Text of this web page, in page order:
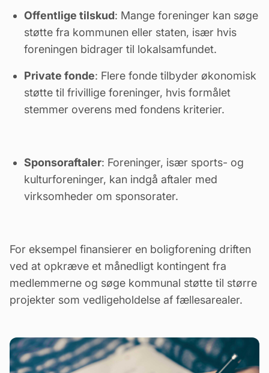
Offentlige tilskud: Mange foreninger kan søge
støtte fra kommunen eller staten, især hvis
foreningen bidrager til lokalsamfundet.
Private fonde: Flere fonde tilbyder økonomisk
støtte til frivillige foreninger, hvis formålet
stemmer overens med fondens kriterier.
Sponsoraftaler: Foreninger, især sports- og
kulturforeninger, kan indgå aftaler med
virksomheder om sponsorater.
For eksempel finansierer en boligforening driften
ved at opkræve et månedligt kontingent fra
medlemmerne og søge kommunal støtte til større
projekter som vedligeholdelse af fællesarealer.